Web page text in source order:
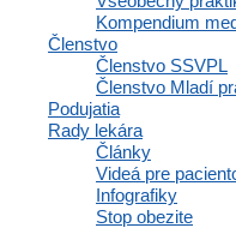
Kompendium
Členstvo
Členstvo SSVPL
Členstvo Mladí
Podujatia
Rady lekára
Články
Videá pre
Infografiky
Stop obezite
MOHLO BY VÁS